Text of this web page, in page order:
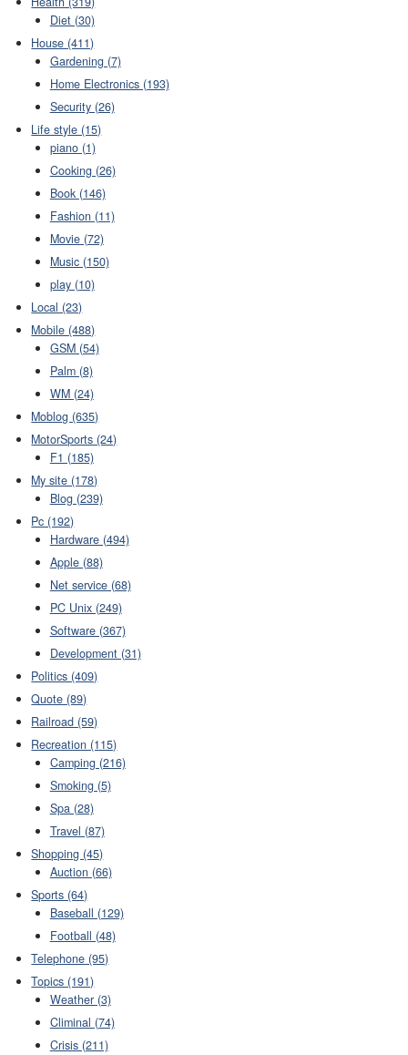
Diet (30)
House (411)
Gardening (7)
Home Electronics (193)
Security (26)
Life style (15)
piano (1)
Cooking (26)
Book (146)
Fashion (11)
Movie (72)
Music (150)
play (10)
Local (23)
Mobile (488)
GSM (54)
Palm (8)
WM (24)
Moblog (635)
MotorSports (24)
F1 (185)
My site (178)
Blog (239)
Pc (192)
Hardware (494)
Apple (88)
Net service (68)
PC Unix (249)
Software (367)
Development (31)
Politics (409)
Quote (89)
Railroad (59)
Recreation (115)
Camping (216)
Smoking (5)
Spa (28)
Travel (87)
Shopping (45)
Auction (66)
Sports (64)
Baseball (129)
Football (48)
Telephone (95)
Topics (191)
Weather (3)
Climinal (74)
Crisis (211)